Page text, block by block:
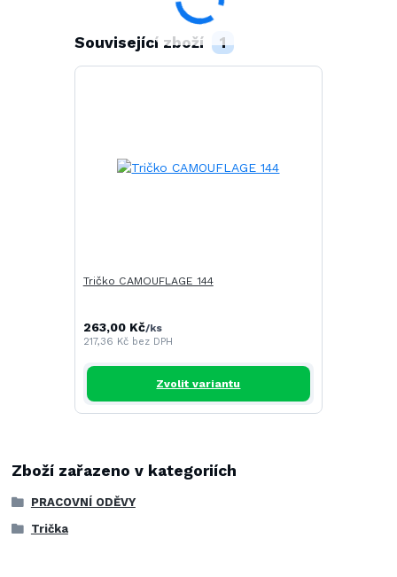
Související zboží 1
Tričko CAMOUFLAGE 144
263,00 Kč/ks
217,36 Kč bez DPH
Zvolit variantu
Zboží zařazeno v kategoriích
PRACOVNÍ ODĚVY
Trička